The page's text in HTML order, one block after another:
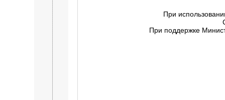
При
При поддержке